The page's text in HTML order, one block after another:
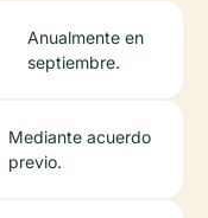
Anualmente en
septiembre.
Mediante acuerdo
previo.